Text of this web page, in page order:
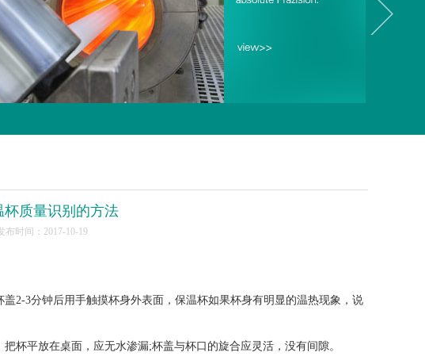
质量识别的方法
布时间：2017-10-19
3分钟后用手触摸杯身外表面，保温杯如果杯身有明显的温热现象，说
平放在桌面，应无水渗漏;杯盖与杯口的旋合应灵活，没有间隙。